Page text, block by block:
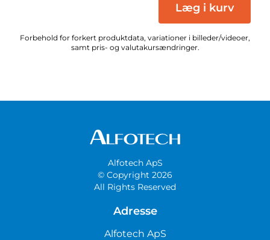
Læg i kurv
Forbehold for forkert produktdata, variationer i billeder/videoer,
samt pris- og valutakursændringer.
Alfotech ApS
© Copyright 2026
All Rights Reserved
Adresse
Alfotech ApS